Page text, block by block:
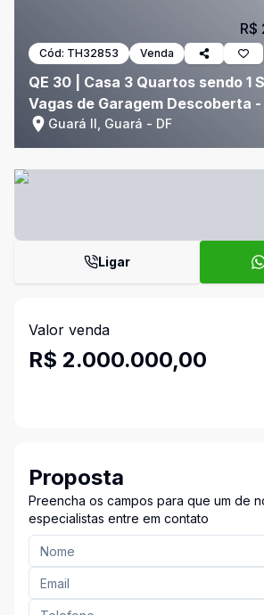
Cód: TH32853 Venda
QE 30 | Casa 3 Quartos sendo 1
Vagas de Garagem Descoberta -
Guará II, Guará - DF
Ligar
Valor venda
R$ 2.000.000,00
Proposta
Preencha os campos para que um de
especialistas entre em contato